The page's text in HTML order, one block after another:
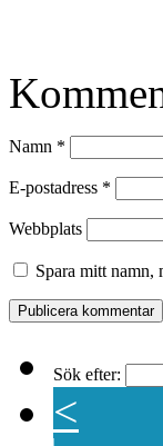
Namn *
E-postadress *
Webbplats
Spara mitt namn,
Sök efter:
<